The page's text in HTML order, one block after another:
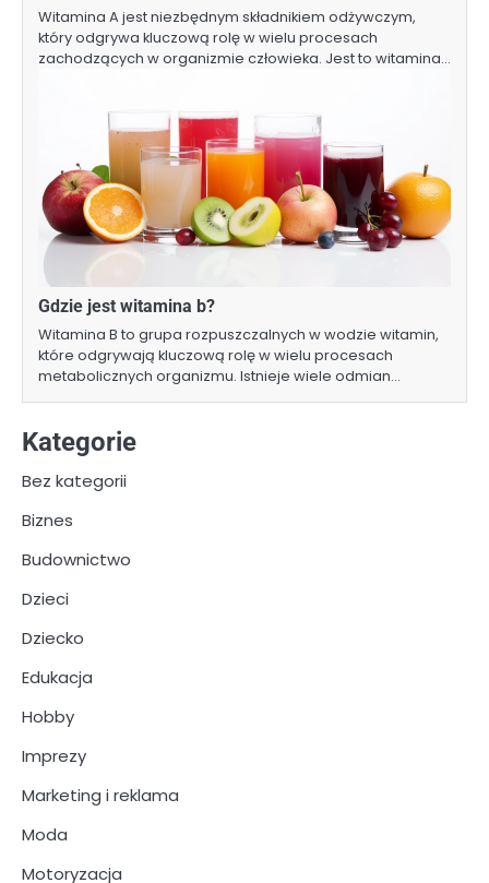
Witamina A jest niezbędnym składnikiem odżywczym,
który odgrywa kluczową rolę w wielu procesach
zachodzących w organizmie człowieka. Jest to witamina…
Gdzie jest witamina b?
Witamina B to grupa rozpuszczalnych w wodzie witamin,
które odgrywają kluczową rolę w wielu procesach
metabolicznych organizmu. Istnieje wiele odmian…
Kategorie
Bez kategorii
Biznes
Budownictwo
Dzieci
Dziecko
Edukacja
Hobby
Imprezy
Marketing i reklama
Moda
Motoryzacja